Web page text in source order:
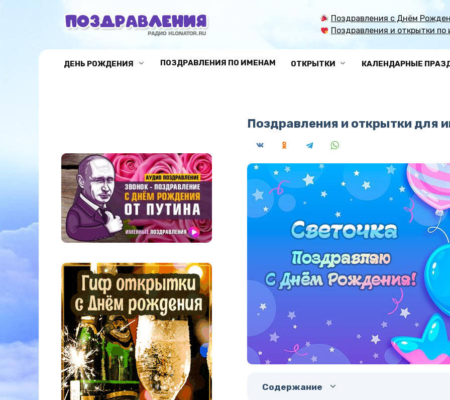
Поздравления с Днём
Поздравления и открытки
ДЕНЬ РОЖДЕНИЯ ПОЗДРАВЛЕНИЯ ПО ИМЕНАМ ОТКРЫТКИ КАЛЕНДАРНЫЕ
Поздравления и открытки для
Содержание